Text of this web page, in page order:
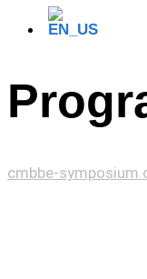
cmbbe-